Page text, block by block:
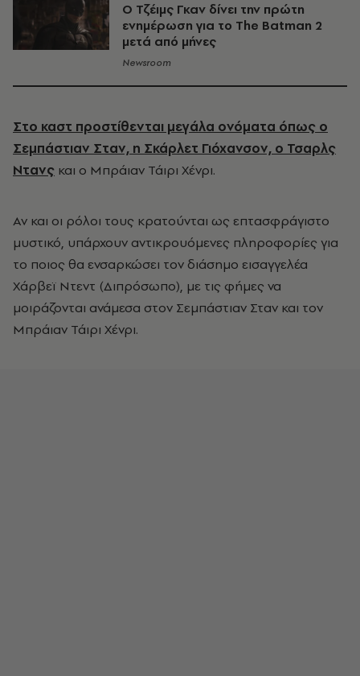
Ο Τζέιμς Γκαν δίνει την πρώτη
ενημέρωση για το The Batman 2
μετά από μήνες
Newsroom
Στο καστ προστίθενται μεγάλα ονόματα όπως ο
Σεμπάστιαν Σταν, η Σκάρλετ Γιόχανσον, ο Τσαρλς
Ντανς και ο Μπράιαν Τάιρι Χένρι.
Αν και οι ρόλοι τους κρατούνται ως επτασφράγιστο
μυστικό, υπάρχουν αντικρουόμενες πληροφορίες για
το ποιος θα ενσαρκώσει τον διάσημο εισαγγελέα
Χάρβεϊ Ντεντ (Διπρόσωπο), με τις φήμες να
μοιράζονται ανάμεσα στον Σεμπάστιαν Σταν και τον
Μπράιαν Τάιρι Χένρι.